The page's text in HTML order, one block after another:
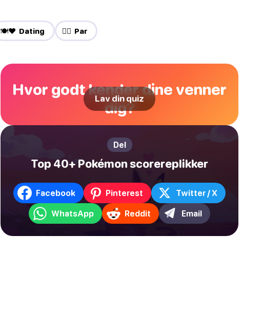
🍽️❤️ Dating ❤️‍🔥 Par
Hvor godt kender dine venner
dig?
Lav din quiz
Del
Top 40+ Pokémon scorereplikker
Facebook Pinterest Twitter / X
WhatsApp Reddit Email